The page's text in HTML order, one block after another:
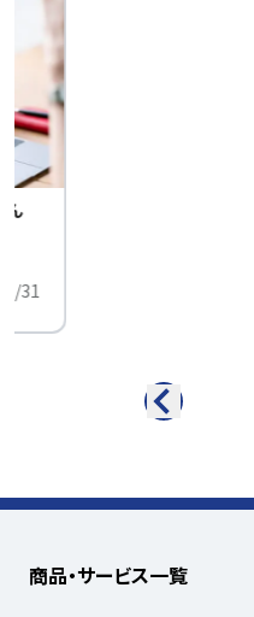
ん
31
商品・サービス一覧